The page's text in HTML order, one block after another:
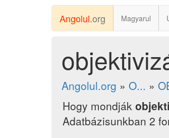
Angolul.org Magyarul
Angolul.org » O... »
Hogy mondják
Adatbázisunkban 2